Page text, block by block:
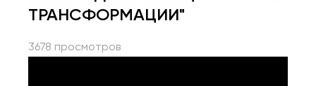
ТРАНСФОРМАЦИИ"
3678 просмотров